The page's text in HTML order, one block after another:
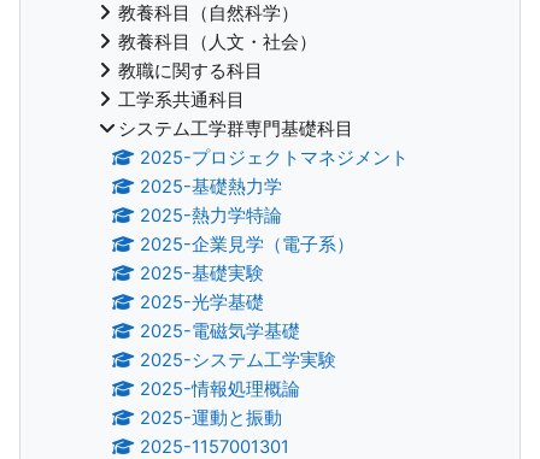
教養科目（自然科学）
教養科目（人文・社会）
教職に関する科目
工学系共通科目
システム工学群専門基礎科目
2025-プロジェクトマネジメント
2025-基礎熱力学
2025-熱力学特論
2025-企業見学（電子系）
2025-基礎実験
2025-光学基礎
2025-電磁気学基礎
2025-システム工学実験
2025-情報処理概論
2025-運動と振動
2025-1157001301